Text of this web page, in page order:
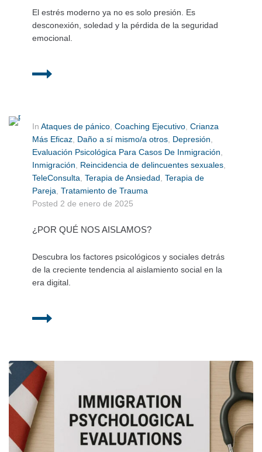
El estrés moderno ya no es solo presión. Es
desconexión, soledad y la pérdida de la seguridad
emocional.
In Ataques de pánico Coaching Ejecutivo Crianza
Más Eficaz Daño a sí mismo/a otros Depresión
Evaluación Psicológica Para Casos De Inmigración
Inmigración
Reincidencia de delincuentes sexuales
TeleConsulta Terapia de Ansiedad Terapia de
Pareja Tratamiento de Trauma
Posted 2 de enero de 2025
¿POR QUÉ NOS AISLAMOS?
Descubra los factores psicológicos y sociales detrás
de la creciente tendencia al aislamiento social en la
era digital.